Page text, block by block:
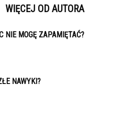
WIĘCEJ OD AUTORA
NIE MOGĘ ZAPAMIĘTAĆ?
NAWYKI?